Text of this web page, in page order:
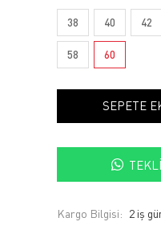
38 40 42
58 60
SEPETE
Kargo Bilgisi: 2 iş